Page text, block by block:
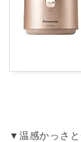
▼温感かっさ